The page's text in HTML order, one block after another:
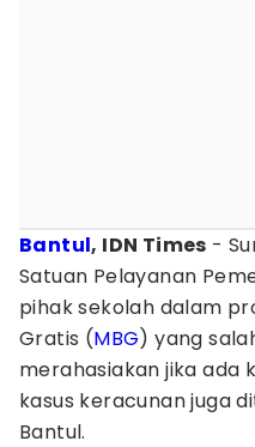
Bantul, IDN Times -
Satuan Pelayanan
pihak sekolah dalam
Gratis (MBG) yang
merahasiakan jika ada
kasus keracunan juga
Bantul.